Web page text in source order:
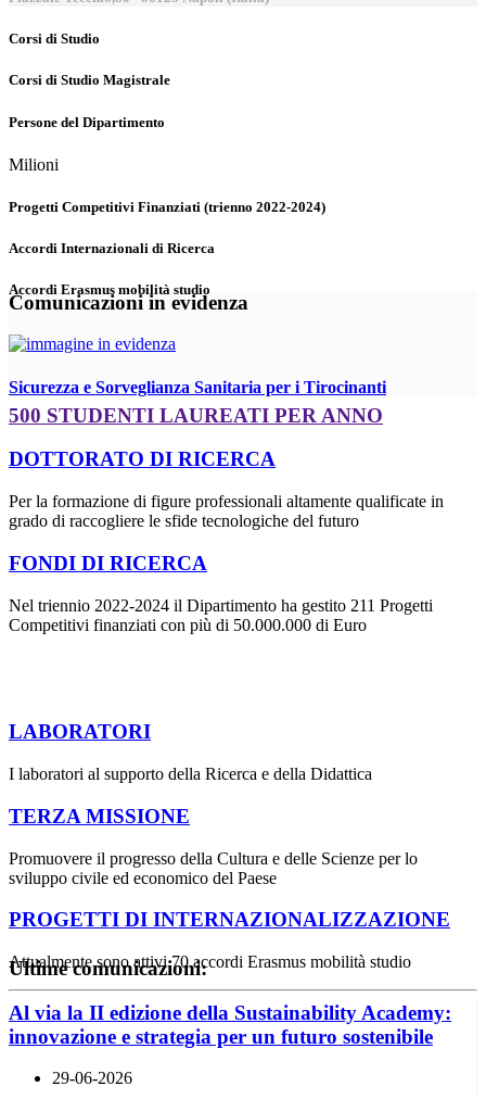
Corsi di Studio
Corsi di Studio Magistrale
Persone del Dipartimento
Milioni
Progetti Competitivi Finanziati (trienno 2022-2024)
Accordi Internazionali di Ricerca
Accordi Erasmus mobilità studio
Comunicazioni in evidenza
Sicurezza e Sorveglianza Sanitaria per i Tirocinanti
500 STUDENTI LAUREATI PER ANNO
DOTTORATO DI RICERCA
Per la formazione di figure professionali altamente qualificate in
grado di raccogliere le sfide tecnologiche del futuro
FONDI DI RICERCA
Nel triennio 2022-2024 il Dipartimento ha gestito 211 Progetti
Competitivi finanziati con più di 50.000.000 di Euro
LABORATORI
I laboratori al supporto della Ricerca e della Didattica
TERZA MISSIONE
Promuovere il progresso della Cultura e delle Scienze per lo
sviluppo civile ed economico del Paese
PROGETTI DI INTERNAZIONALIZZAZIONE
Attualmente sono attivi 70 accordi Erasmus mobilità studio
Ultime comunicazioni:
Al via la II edizione della Sustainability Academy:
innovazione e strategia per un futuro sostenibile
29-06-2026